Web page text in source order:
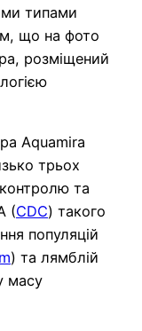
типами
що на фото
розміщений
Aquamira
трьох
та
(CDC) такого
популяцій
) та лямблій
масу